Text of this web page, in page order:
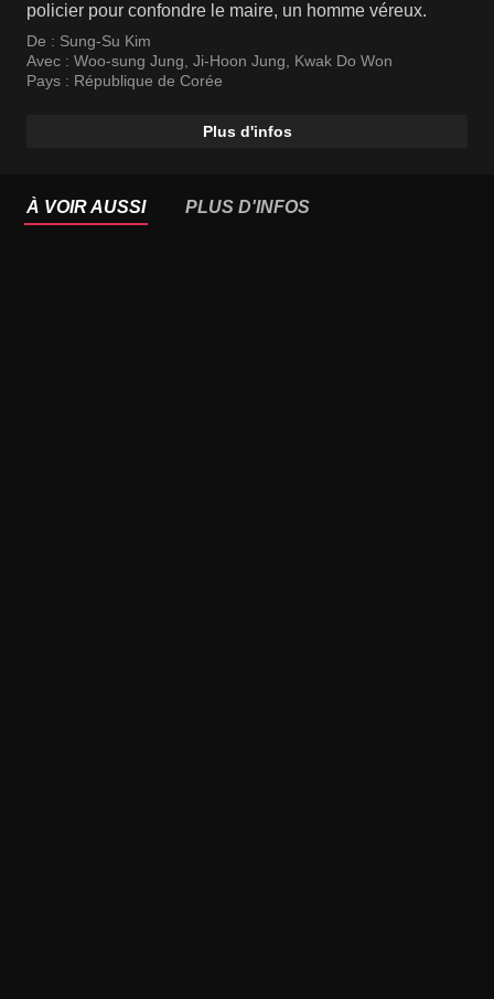
policier pour confondre le maire, un homme véreux.
De : Sung-Su Kim
Avec : Woo-sung Jung, Ji-Hoon Jung, Kwak Do Won
Pays : République de Corée
Plus d'infos
À VOIR AUSSI PLUS D'INFOS